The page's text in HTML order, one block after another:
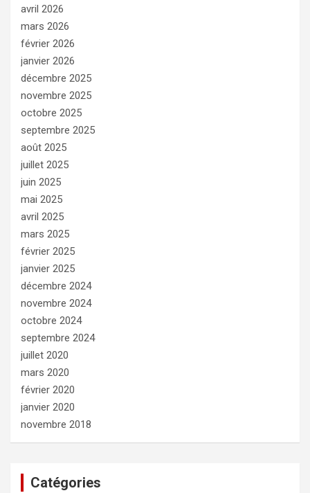
avril 2026
mars 2026
février 2026
janvier 2026
décembre 2025
novembre 2025
octobre 2025
septembre 2025
août 2025
juillet 2025
juin 2025
mai 2025
avril 2025
mars 2025
février 2025
janvier 2025
décembre 2024
novembre 2024
octobre 2024
septembre 2024
juillet 2020
mars 2020
février 2020
janvier 2020
novembre 2018
Catégories